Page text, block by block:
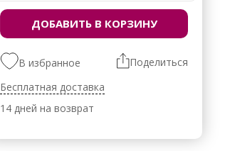
ДОБАВИТЬ В КОРЗИНУ
В избранное
Поделиться
Бесплатная доставка
14 дней на возврат